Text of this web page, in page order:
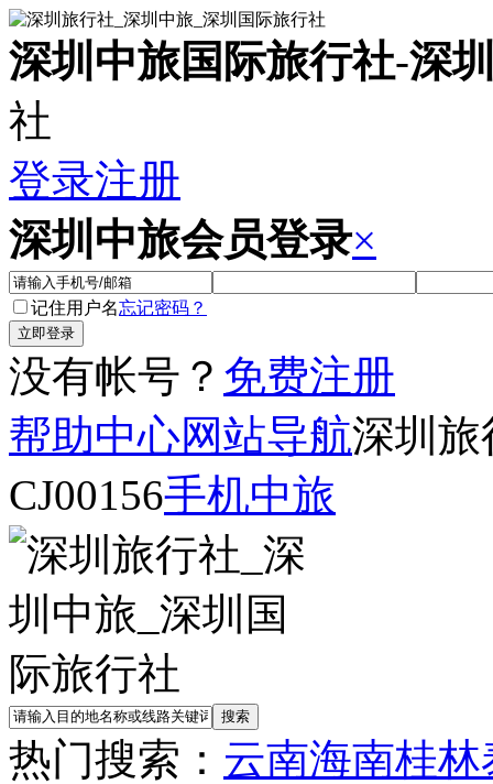
深圳中旅国际旅行社-深
社
登录注册
深圳中旅会员登录×
记住用户名忘记密码？
没有帐号？ 免费注册
帮助中心网站导航深圳旅
CJ00156手机中旅
热门搜索： 云南海南桂林